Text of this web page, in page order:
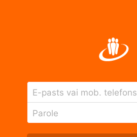
E-pasts vai mob. telefons
Parole